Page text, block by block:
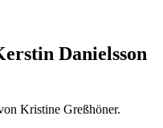
Danielsson
Kristine Greßhöner.